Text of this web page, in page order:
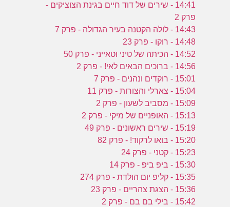
14:41 - שירים של דוד חיים בגינת הצוציקים -
פרק 2
14:43 - לולה הקטנה בעיר הגדולה - פרק 7
14:48 - רוקו - פרק 23
14:52 - הכיתה של טיני וטאייני - פרק 50
14:56 - ברוכים הבאים לאי! - פרק 2
15:01 - רוקדים ונהנים - פרק 7
15:04 - צארלי והצורות - פרק 11
15:09 - מסביב לשעון - פרק 2
15:13 - האופניים של מיקי - פרק 2
15:19 - שירים ראשונים - פרק 49
15:20 - בואו לרקוד! - פרק 82
15:23 - קטני - פרק 24
15:30 - ביפ ביפ - פרק 14
15:35 - קליפ יום הולדת - פרק 274
15:36 - הצגת צהריים - פרק 23
15:42 - בילי בם בם - פרק 2